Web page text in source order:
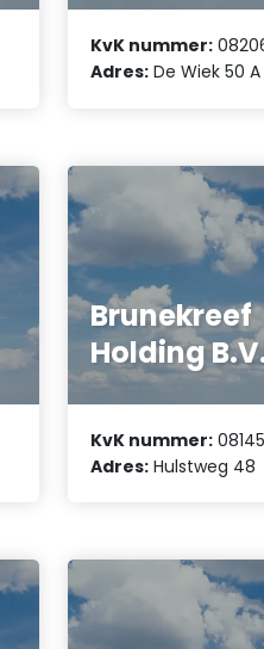
KvK nummer:
Adres: De Wiek 50 A
Brunekreef
Holding
KvK nummer:
Adres: Hulstweg 48